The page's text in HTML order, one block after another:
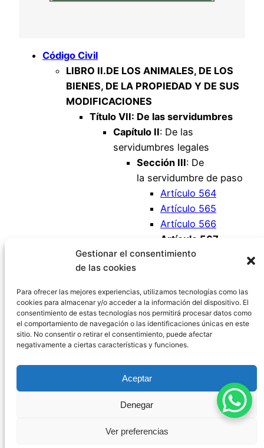
Gestionar el consentimiento
de las cookies
Para ofrecer las mejores experiencias, utilizamos tecnologías como las
cookies para almacenar y/o acceder a la información del dispositivo. El
consentimiento de estas tecnologías nos permitirá procesar datos como
el comportamiento de navegación o las identificaciones únicas en este
sitio. No consentir o retirar el consentimiento, puede afectar
negativamente a ciertas características y funciones.
Aceptar
Denegar
Ver preferencias
Código Civil
LIBRO II.DE LOS ANIMALES, DE LOS
BIENES, DE LA PROPIEDAD Y DE SUS
MODIFICACIONES
Título VII: De las servidumbres
Capítulo II: De las
servidumbres legales
Sección III: De
la servidumbre de paso
Artículo 564
Artículo 565
Artículo 566
Artículo 567
Artículo 568
Política de Privacidad
Política de
Contacto